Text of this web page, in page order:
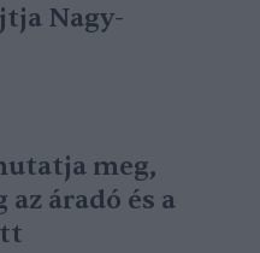
Nagy-
meg,
áradó és a